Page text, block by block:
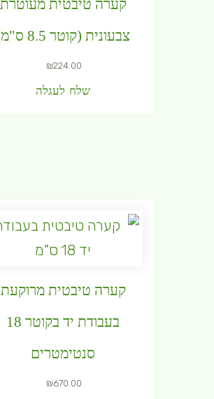
קערה טיבטית מעוטרת
צבעונית (קוטר 8.5 ס"מ)
₪224.00
שלח לעגלה
קערה טיבטית מרוקעת
בעבודת יד בקוטר 18
סנטימטרים
₪670.00